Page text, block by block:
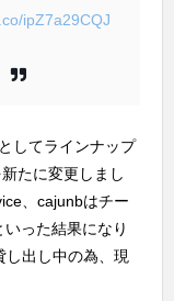
ipZ7a29CQJ
してラインナップ
たに変更しまし
、cajunbはチー
った結果になり
し出し中の為、現